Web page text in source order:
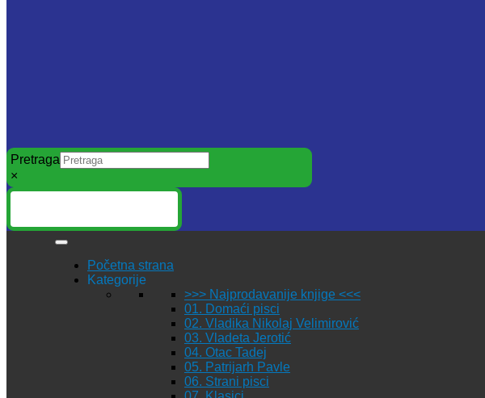
Pretraga
×
Početna strana
Kategorije
>>> Najprodavanije knjige <<<
01. Domaći pisci
02. Vladika Nikolaj Velimirović
03. Vladeta Jerotić
04. Otac Tadej
05. Patrijarh Pavle
06. Strani pisci